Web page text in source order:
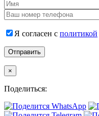
Я согласен с политикой
×
Поделиться: